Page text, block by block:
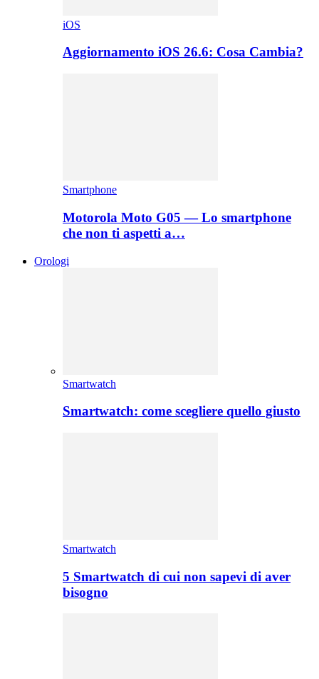
iOS
Aggiornamento iOS 26.6: Cosa Cambia?
Smartphone
Motorola Moto G05 — Lo smartphone
che non ti aspetti a…
Orologi
Smartwatch
Smartwatch: come scegliere quello giusto
Smartwatch
5 Smartwatch di cui non sapevi di aver
bisogno